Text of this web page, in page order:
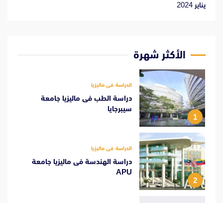
يناير 2024
الأكثر شهرة
1
الدراسة فى ماليزيا
دراسة الطب فى ماليزيا جامعة
سيبرجايا
2
الدراسة فى ماليزيا
دراسة الهندسة فى ماليزيا جامعة
APU